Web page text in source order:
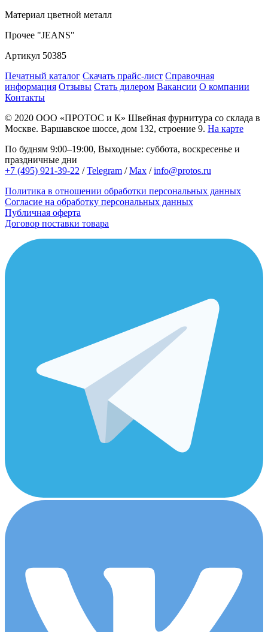
Материал цветной металл
Прочее "JEANS"
Артикул 50385
Печатный каталог Скачать прайс-лист Справочная
информация Отзывы Стать дилером Вакансии О компании
Контакты
© 2020 ООО «ПРОТОС и К» Швейная фурнитура со склада в
Москве. Варшавское шоссе, дом 132, строение 9. На карте
По будням 9:00–19:00, Выходные: суббота, воскресенье и
праздничные дни
+7 (495) 921-39-22 /Telegram /Max /info@protos.ru
Политика в отношении обработки персональных данных
Согласие на обработку персональных данных
Публичная оферта
Договор поставки товара